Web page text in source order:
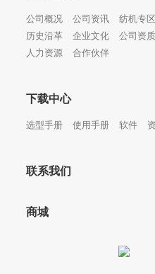
公司概况 公司资讯 纺机专区
历史沿革
企业文化 公司资质
人力资源
合作伙伴
下载中心
选型手册 使用手册 软件
联系我们
商城